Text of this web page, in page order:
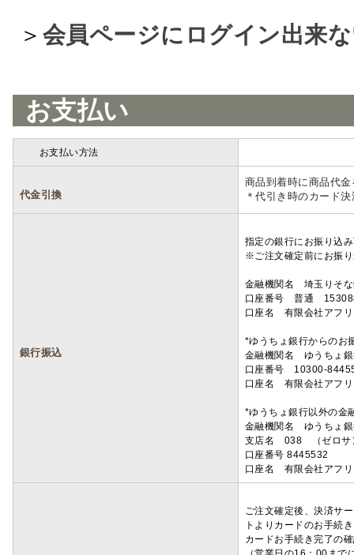
＞ 会員ページにログイン出来
お支払い
お支払い方法
代金引換
商品到着時に商品代
＊代引き時のカード
銀行振込
指定の銀行にお振り込
※ご注文確定前にお振
金融機関名 埼玉りそ
口座番号 普通
口座名 有限会社アフ
*ゆうちょ銀行からのお
金融機関名 ゆうちょ
口座番号 10300-
口座名 有限会社アフ
*ゆうちょ銀行以外の金
金融機関名 ゆうちょ
支店名 038 （ゼロサ
口座番号 8445532
口座名 有限会社アフ
ご注文確定後、決済サ
トよりカードのお手続
カードお手続き完了の